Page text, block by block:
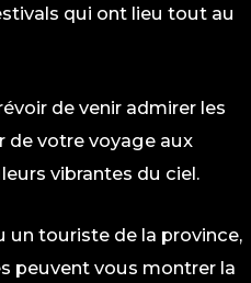
qui ont lieu tout au
de venir admirer les
de votre voyage aux
vibrantes du ciel.
un touriste de la province,
peuvent vous montrer la